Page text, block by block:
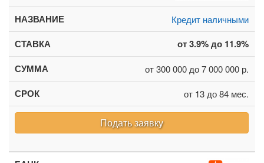
Кредит наличными
от 3.9% до 11.9%
от 300 000 до 7 000 000 р.
от 13 до 84 мес.
Подать заявку